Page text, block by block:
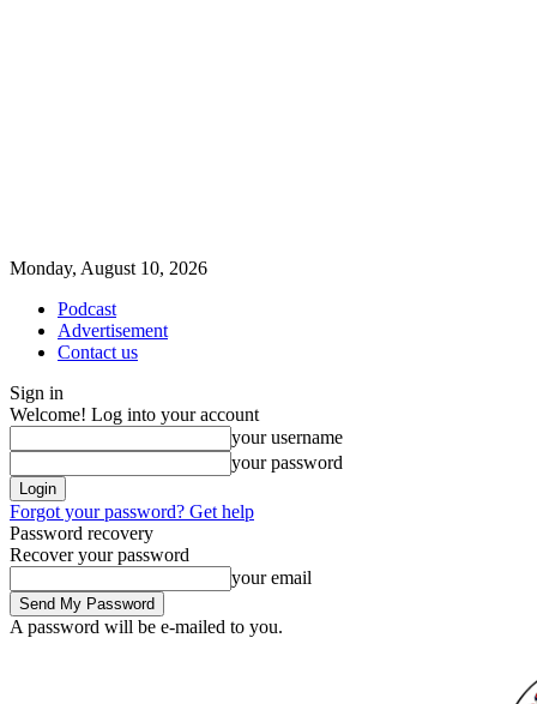
Monday, August 10, 2026
Podcast
Advertisement
Contact us
Sign in
Welcome! Log into your account
your username
your password
Forgot your password? Get help
Password recovery
Recover your password
your email
A password will be e-mailed to you.